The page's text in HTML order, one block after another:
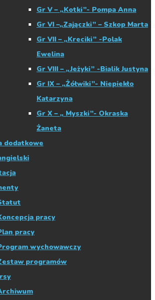
Gr V – „Kotki”- Pompa Anna
Gr VI –„Zajączki” – Szkop Marta
Gr VII – „Kreciki” -Polak
Ewelina
Gr VIII – „Jeżyki” -Bialik Justyna
Gr IX – „Żółwiki”- Niepiekło
Katarzyna
Gr X – „ Myszki”- Okraska
Żaneta
dodatkowe
pracy
pracy
wychowawczy
programów